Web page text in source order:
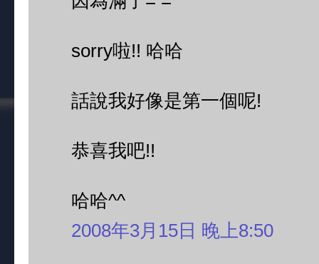
sorry啦!! 哈哈
話說我好像是第一個呢!
恭喜我吧!!
哈哈^^
2008年3月15日 晚上8:50